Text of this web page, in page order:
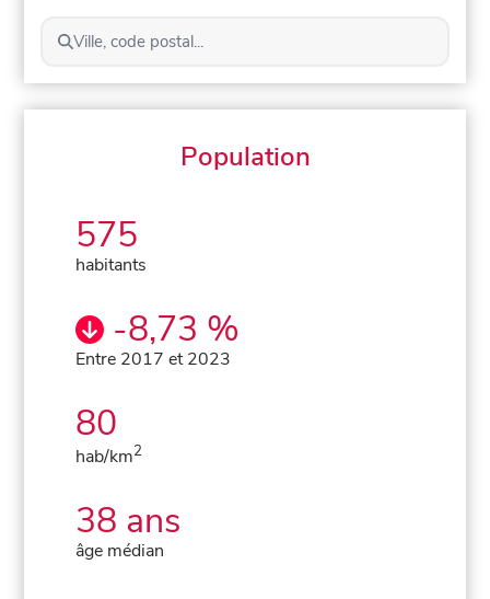
Ville, code postal...
Population
575
habitants
-8,73 %
Entre 2017 et 2023
80
hab/km2
38 ans
âge médian